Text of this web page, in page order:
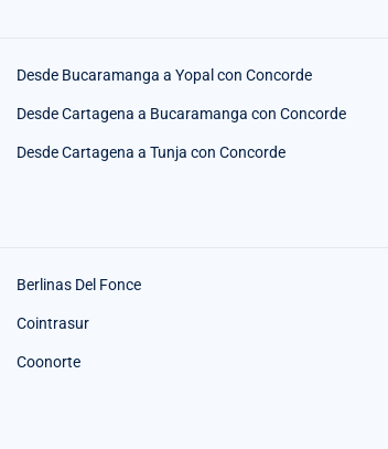
Desde Bucaramanga a Yopal con Concorde
Desde Cartagena a Bucaramanga con Concorde
Desde Cartagena a Tunja con Concorde
Berlinas Del Fonce
Cointrasur
Coonorte